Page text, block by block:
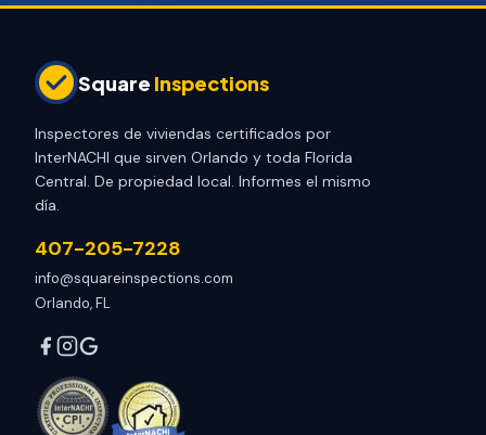
Square Inspections
Inspectores de viviendas certificados por
InterNACHI que sirven Orlando y toda Florida
Central. De propiedad local. Informes el mismo
día.
407-205-7228
info@squareinspections.com
Orlando, FL